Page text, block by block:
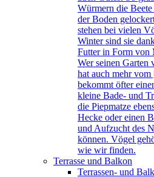
Würmern die
der Boden
stehen bei vielen
Winter sind sie
Futter in Form von
Wer seinen Garten
hat auch mehr
bekommt öfter
kleine Bade- und
die Piepmatze
Hecke oder einen
und Aufzucht des
können. Vögel
wie wir finden.
Terrasse und Balkon
Terrassen- und